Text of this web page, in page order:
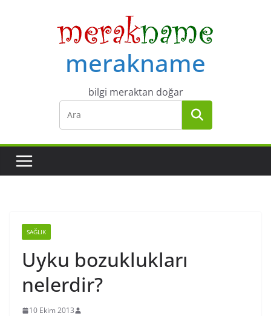
merakname
bilgi meraktan doğar
SAĞLIK
Uyku bozuklukları
nelerdir?
10 Ekim 2013